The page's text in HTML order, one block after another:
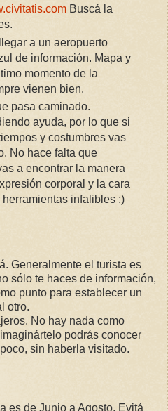
Buscá la
a un aeropuerto
de información. Mapa y
momento de la
vienen bien.
pasa caminado.
ayuda, por lo que si
y costumbres vas
No hace falta que
a encontrar la manera
corporal y la cara
infalibles ;)
Generalmente el turista es
sólo te haces de información,
punto para establecer un
otro.
No hay nada como
podrás conocer
sin haberla visitado.
es de Junio a Agosto. Evitá